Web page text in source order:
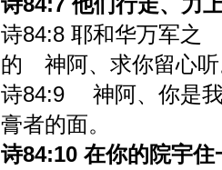
诗84:8 耶和华万军之
的 神阿、求你留心听
诗84:9 神阿、你是我
膏者的面。
诗84:10 在你的院宇